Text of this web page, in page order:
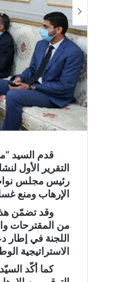
الإرهاب ومنع غسل
وقد تضمّن
من المقترحات
اللجنة في إطار
الاستراتيجية
كما أكّد